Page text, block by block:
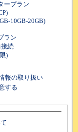
ープラン
10GB-20GB)
ラン
続
)
報の取り扱い
する